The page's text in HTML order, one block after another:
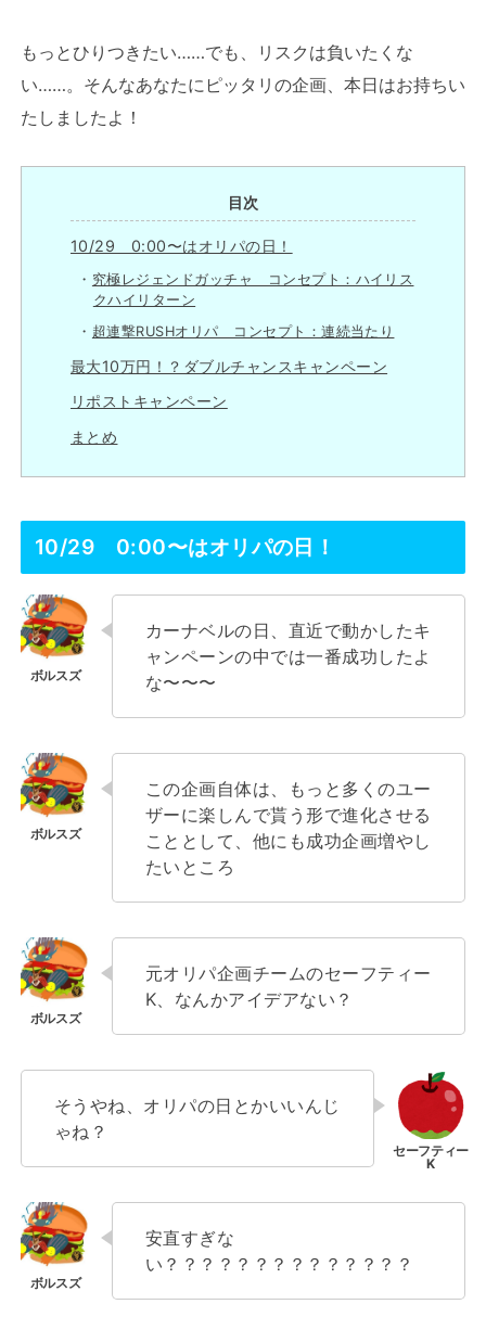
もっとひりつきたい……でも、リスクは負いたくな
い……。そんなあなたにピッタリの企画、本日はお持ちい
たしましたよ！
目次
10/29 0:00〜はオリパの日！
究極レジェンドガッチャ コンセプト：ハイリス
クハイリターン
超連撃RUSHオリパ コンセプト：連続当たり
最大10万円！？ダブルチャンスキャンペーン
リポストキャンペーン
まとめ
10/29 0:00〜はオリパの日！
カーナベルの日、直近で動かしたキ
ャンペーンの中では一番成功したよ
な〜〜〜
この企画自体は、もっと多くのユー
ザーに楽しんで貰う形で進化させる
こととして、他にも成功企画増やし
たいところ
元オリパ企画チームのセーフティー
K、なんかアイデアない？
そうやね、オリパの日とかいいんじ
ゃね？
安直すぎな
い？？？？？？？？？？？？？？